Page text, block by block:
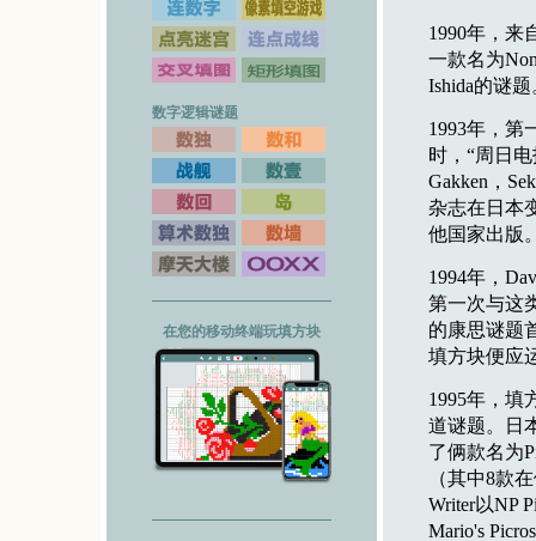
数字逻辑谜题
在您的移动终端玩填方块
1990年，来
一款名为
Ishida的谜题
1993年，第
时，“周日
Gakken，
杂志在日本
他国家出版
1994年，
第一次与这
的康思谜题
填方块便应
1995年，填
道谜题。日
了俩款名为
（其中8款
Writer以NP
Mario's